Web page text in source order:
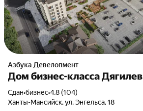
Азбука Девелопмент
Дом бизнес-класса Дягилев
Сдан•бизнес•4.8 (104)
Ханты-Мансийск, ул. Энгельса, 18